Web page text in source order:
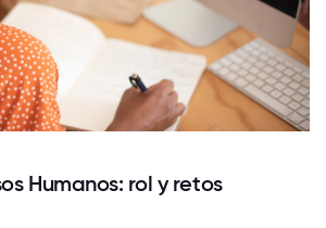
Humanos: rol y retos